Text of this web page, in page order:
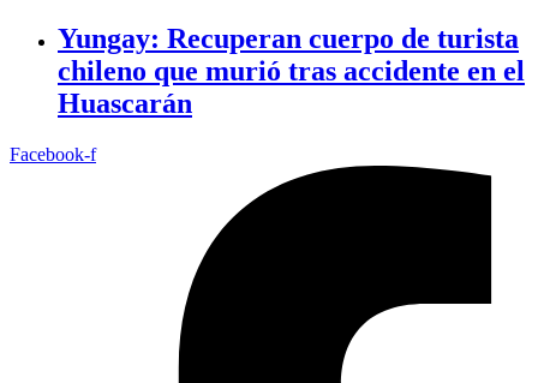
Yungay: Recuperan cuerpo de turista
chileno que murió tras accidente en el
Huascarán
Facebook-f